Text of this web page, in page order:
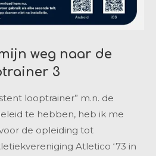
weg naar de
3
looptrainer” m.n. de
te hebben, heb ik me
de opleiding tot
Atletico ‘73 in